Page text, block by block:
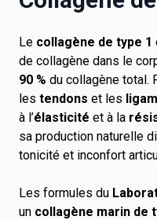
Le collagène de type 1
de collagène dans le
90 % du collagène total.
les tendons et les
à l’élasticité et à la
sa production naturelle
tonicité et inconfort
Les formules du
un collagène marin de